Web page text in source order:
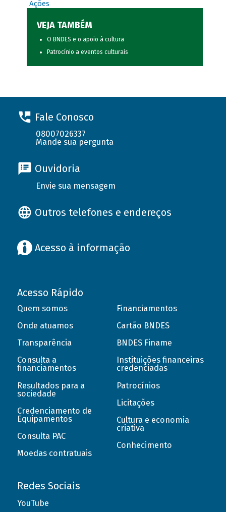
Ações
VEJA TAMBÉM
O BNDES e o apoio à cultura
Patrocínio a eventos culturais
Fale Conosco
08007026337
Mande sua pergunta
Ouvidoria
Envie sua mensagem
Outros telefones e endereços
Acesso à informação
Acesso Rápido
Quem somos
Onde atuamos
Transparência
Consulta a
financiamentos
Resultados para a
sociedade
Credenciamento de
Equipamentos
Consulta PAC
Moedas contratuais
Financiamentos
Cartão BNDES
BNDES Finame
Instituições financeiras
credenciadas
Patrocínios
Licitações
Cultura e economia
criativa
Conhecimento
Redes Sociais
YouTube